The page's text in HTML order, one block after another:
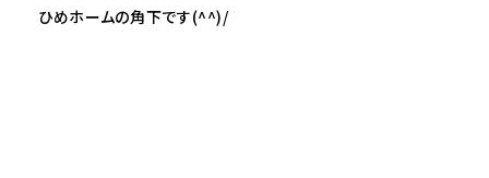
ひめホームの角下です(^^)/